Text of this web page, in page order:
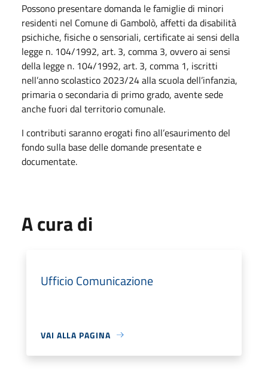
Possono presentare domanda le famiglie di minori
residenti nel Comune di Gambolò, affetti da disabilità
psichiche, fisiche o sensoriali, certificate ai sensi della
legge n. 104/1992, art. 3, comma 3, ovvero ai sensi
della legge n. 104/1992, art. 3, comma 1, iscritti
nell’anno scolastico 2023/24 alla scuola dell’infanzia,
primaria o secondaria di primo grado, avente sede
anche fuori dal territorio comunale.
I contributi saranno erogati fino all’esaurimento del
fondo sulla base delle domande presentate e
documentate.
A cura di
Ufficio Comunicazione
VAI ALLA PAGINA